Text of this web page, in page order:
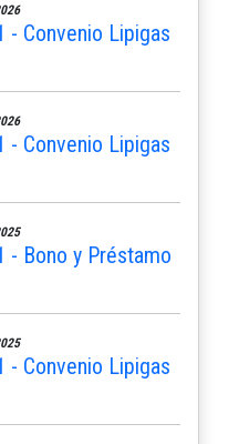
- Convenio Lipigas
- Convenio Lipigas
- Bono y Préstamo
- Convenio Lipigas